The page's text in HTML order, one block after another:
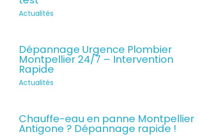
Actualités
Dépannage Urgence Plombier
Montpellier 24/7 – Intervention
Rapide
Actualités
Chauffe-eau en panne Montpellier
Antigone ? Dépannage rapide !